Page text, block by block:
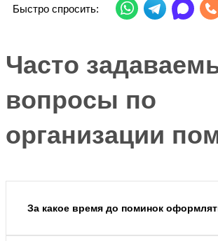
Быстро спросить:
Часто
вопросы по
организации
За какое время до поминок